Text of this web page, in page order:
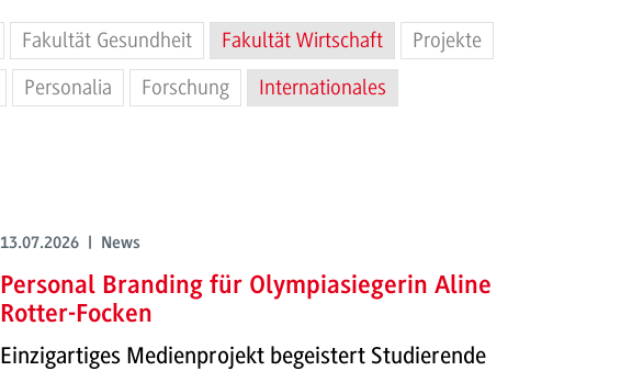
Fakultät Gesundheit Fakultät Wirtschaft
Projekte
Personalia Forschung Internationales
13.07.2026 | News
Personal Branding für Olympiasiegerin Aline
Rotter-Focken
Einzigartiges Medienprojekt begeistert Studierende